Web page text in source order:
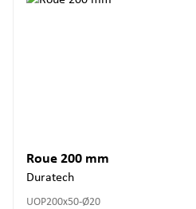
Roue 200 mm
Duratech
UOP200x50-Ø20